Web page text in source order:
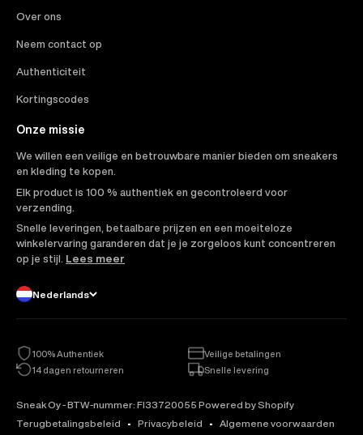
Over ons
Neem contact op
Authenticiteit
Kortingscodes
Onze missie
We willen een veilige en betrouwbare manier bieden om sneakers
en kleding te kopen.
Elk product is 100 % authentiek en gecontroleerd voor
verzending.
Snelle leveringen, betaalbare prijzen en een moeiteloze
winkelervaring garanderen dat je je zorgeloos kunt concentreren
op je stijl. Lees meer
Nederlands
100% Authentiek
Veilige betalingen
14 dagen retourneren
Snelle levering
Sneak Oy - BTW-nummer: FI33720055 Powered by Shopify
Terugbetalingsbeleid
Privacybeleid
Algemene voorwaarden